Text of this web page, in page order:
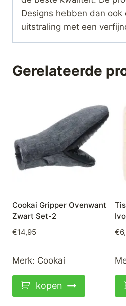
Designs hebben dan ook
uitstraling met een
Gerelateerde
Cookai Gripper Ovenwant
Zwart Set-2
€14,95
Merk: Cookai
kopen
€